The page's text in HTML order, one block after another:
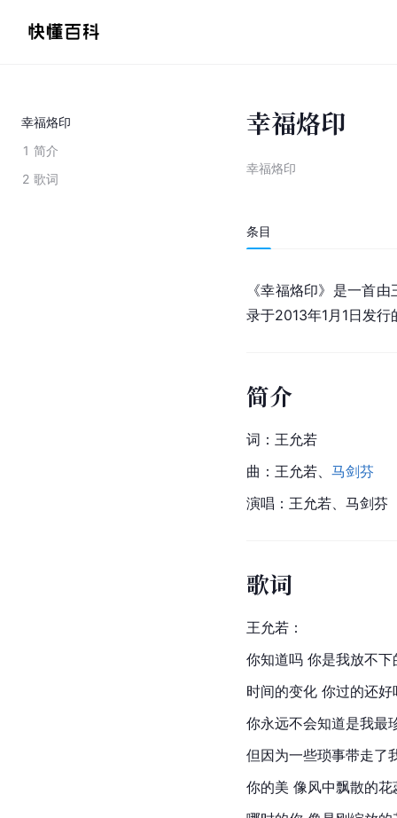
幸福烙印
1 简介
2 歌词
幸福烙印
幸福烙印
条目
《幸福烙印》是一首
录于2013年1月1日发
简介
词：王允若
曲：王允若、 马剑芬
演唱：王允若、马剑芬
歌词
王允若：
你知道吗 你是我放不下
时间的变化 你过的还好
你永远不会知道是我最
但因为一些琐事带走了
你的美 像风中飘散的花